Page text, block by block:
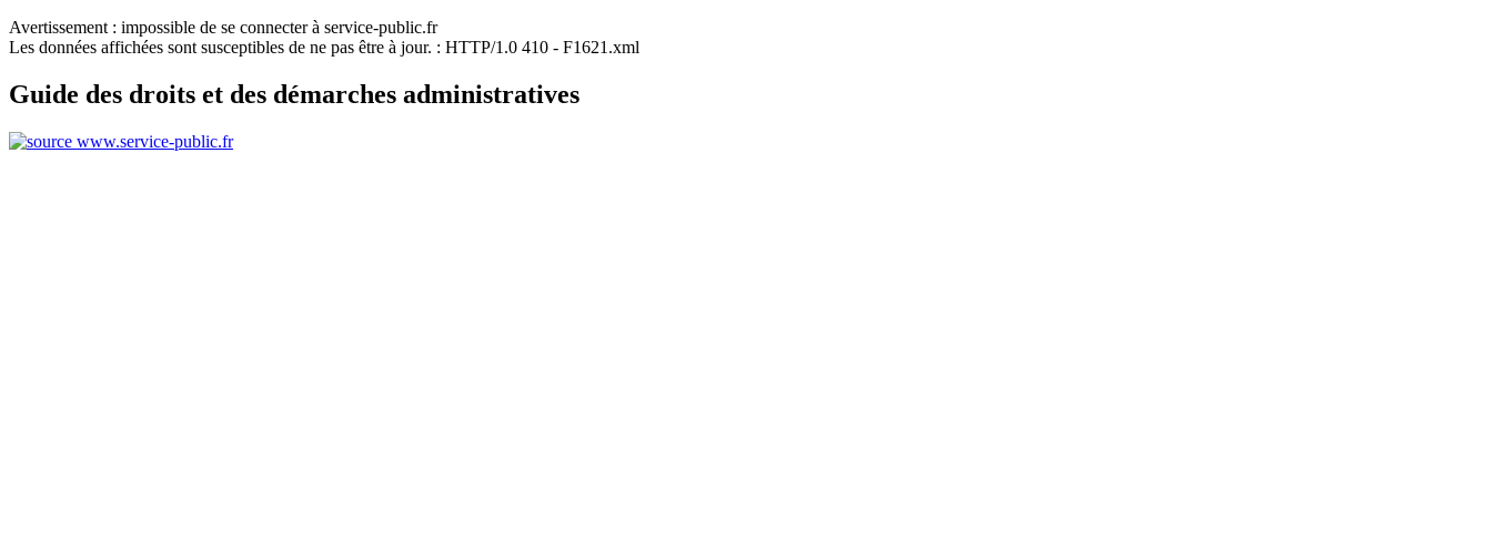
Avertissement : impossible de se connecter à service-public.fr
Les données affichées sont susceptibles de ne pas être à jour. : HTTP/1.0 410 - F1621.xml
Guide des droits et des démarches administratives